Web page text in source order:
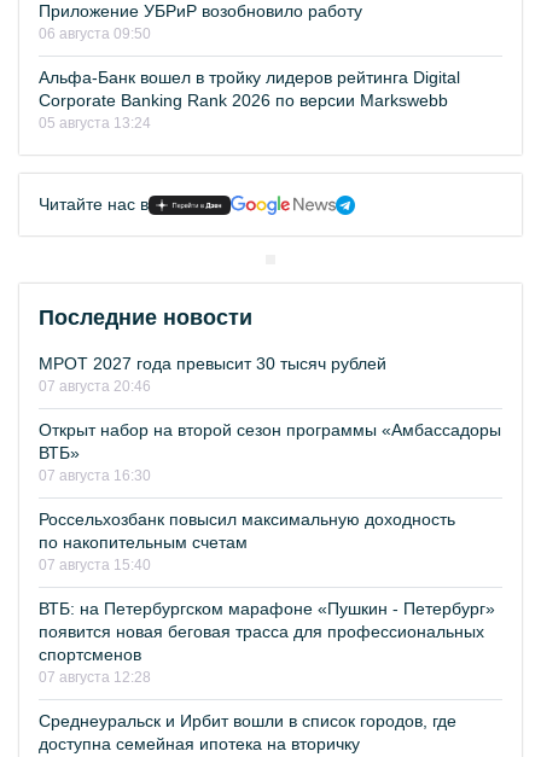
Приложение УБРиР возобновило работу
06 августа 09:50
Альфа-Банк вошел в тройку лидеров рейтинга Digital
Corporate Banking Rank 2026 по версии Markswebb
05 августа 13:24
Читайте нас в
Последние новости
МРОТ 2027 года превысит 30 тысяч рублей
07 августа 20:46
Открыт набор на второй сезон программы «Амбассадоры
ВТБ»
07 августа 16:30
Россельхозбанк повысил максимальную доходность
по накопительным счетам
07 августа 15:40
ВТБ: на Петербургском марафоне «Пушкин - Петербург»
появится новая беговая трасса для профессиональных
спортсменов
07 августа 12:28
Среднеуральск и Ирбит вошли в список городов, где
доступна семейная ипотека на вторичку